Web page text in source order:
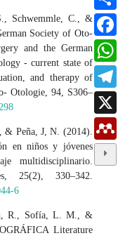
Schwemmle, C., &
Society of Oto-
and the German
- current state of
and therapy of
Otologie, 94, S306–
Peña, J, N. (2014).
en niños y jóvenes
multidisciplinario.
25(2), 330–342.
6
R., Sofía, L. M., &
Literature